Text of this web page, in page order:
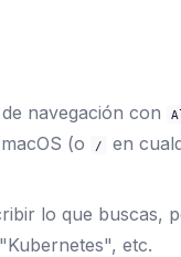
navegación con
(o /
en
lo que buscas,
etc.